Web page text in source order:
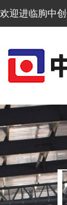
欢迎进临朐中